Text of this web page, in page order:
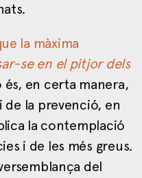
la màxima
se en el pitjor dels
en certa manera,
de la prevenció, en
la contemplació
i de les més greus.
del